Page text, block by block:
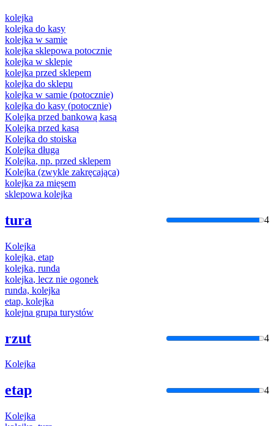
kolejka
kolejka do kasy
kolejka w samie
kolejka sklepowa potocznie
kolejka w sklepie
kolejka przed sklepem
kolejka do sklepu
kolejka w samie (potocznie)
kolejka do kasy (potocznie)
Kolejka przed bankową kasą
Kolejka przed kasą
Kolejka do stoiska
Kolejka długa
Kolejka, np. przed sklepem
Kolejka (zwykle zakręcająca)
kolejka za mięsem
sklepowa kolejka
tura 4
Kolejka
kolejka, etap
kolejka, runda
kolejka, lecz nie ogonek
runda, kolejka
etap, kolejka
kolejna grupa turystów
rzut 4
Kolejka
etap 4
Kolejka